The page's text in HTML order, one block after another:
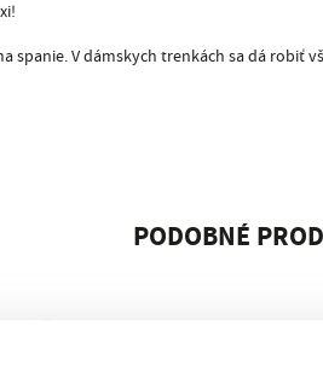
V dámskych trenkách sa dá
PODOBNÉ